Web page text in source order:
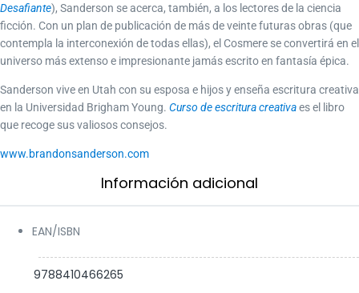
Desafiante), Sanderson se acerca, también, a los lectores de la ciencia
ficción. Con un plan de publicación de más de veinte futuras obras (que
contempla la interconexión de todas ellas), el Cosmere se convertirá en el
universo más extenso e impresionante jamás escrito en fantasía épica.
Sanderson vive en Utah con su esposa e hijos y enseña escritura creativa
en la Universidad Brigham Young. Curso de escritura creativaes el libro
que recoge sus valiosos consejos.
www.brandonsanderson.com
Información adicional​
EAN/ISBN
9788410466265